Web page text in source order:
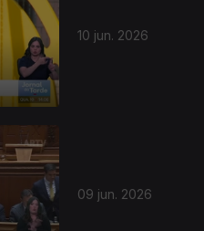
10 jun. 2026
09 jun. 2026